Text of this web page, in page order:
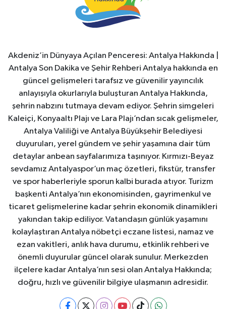
Akdeniz’in Dünyaya Açılan Penceresi: Antalya Hakkında |
Antalya Son Dakika ve Şehir Rehberi Antalya hakkında en
güncel gelişmeleri tarafsız ve güvenilir yayıncılık
anlayışıyla okurlarıyla buluşturan Antalya Hakkında,
şehrin nabzını tutmaya devam ediyor. Şehrin simgeleri
Kaleiçi, Konyaaltı Plajı ve Lara Plajı’ndan sıcak gelişmeler,
Antalya Valiliği ve Antalya Büyükşehir Belediyesi
duyuruları, yerel gündem ve şehir yaşamına dair tüm
detaylar anbean sayfalarımıza taşınıyor. Kırmızı-Beyaz
sevdamız Antalyaspor’un maç özetleri, fikstür, transfer
ve spor haberleriyle sporun kalbi burada atıyor. Turizm
başkenti Antalya’nın ekonomisinden, gayrimenkul ve
ticaret gelişmelerine kadar şehrin ekonomik dinamikleri
yakından takip ediliyor. Vatandaşın günlük yaşamını
kolaylaştıran Antalya nöbetçi eczane listesi, namaz ve
ezan vakitleri, anlık hava durumu, etkinlik rehberi ve
önemli duyurular güncel olarak sunulur. Merkezden
ilçelere kadar Antalya’nın sesi olan Antalya Hakkında;
doğru, hızlı ve güvenilir bilgiye ulaşmanın adresidir.